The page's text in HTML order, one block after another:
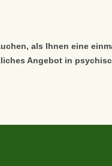
als Ihnen eine
Angebot in